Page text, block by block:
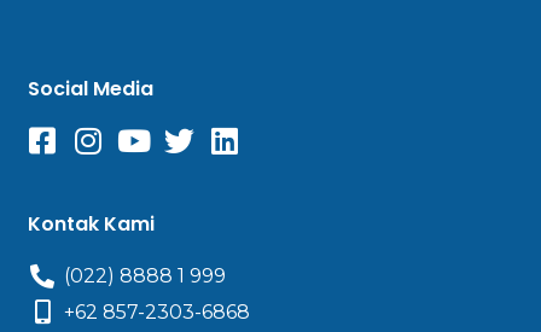
Social Media
Kontak Kami
(022) 8888 1 999
+62 857-2303-6868